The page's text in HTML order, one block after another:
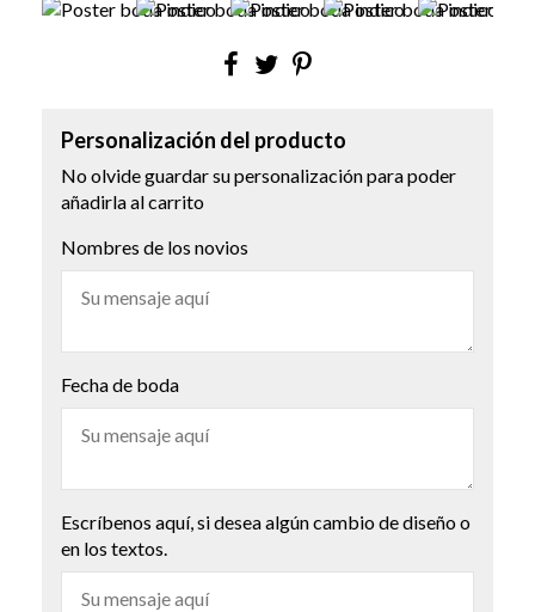
Personalización del producto
No olvide guardar su personalización para poder
añadirla al carrito
Nombres de los novios
Fecha de boda
Escríbenos aquí, si desea algún cambio de diseño o
en los textos.